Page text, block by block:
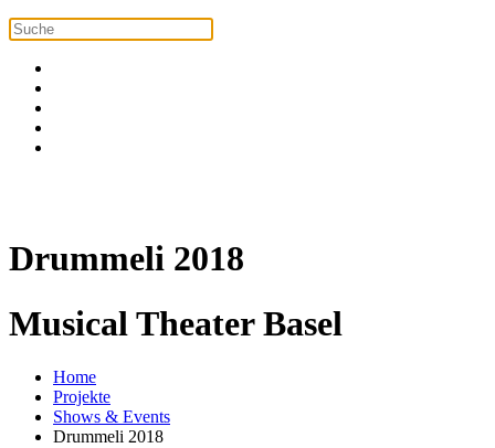
Drummeli 2018
Musical Theater Basel
Home
Projekte
Shows & Events
Drummeli 2018